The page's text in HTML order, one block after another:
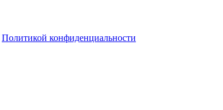
Политикой конфиденциальности